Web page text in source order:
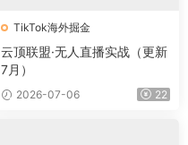
TikTok海外掘金
云顶联盟·无人直播实战（更新
7月）
2026-07-06 22